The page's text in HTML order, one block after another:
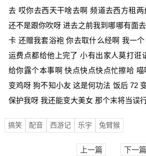
去 哎你去西天干啥去啊 频道去西方租
还不是跟你吹呀 进去之前我到哪哪有面
卡 还赠我套浴袍 你去取什么经啊 我一
运费点都给他上完了 小有出家人莫打诳
给你露个本事啊 快点快点快点忙擦哈
变鸡呀 狗不知小友 这是何功法 饭后 72
保护我呀 我还能变大美女 那个末将当误
搞笑 配音 西游记 乐宇 兔臂猴
上一篇 下一篇